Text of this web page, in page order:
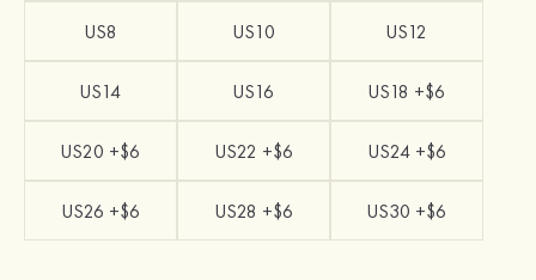
US8 US10 US12
US14 US16 US18 +$6
US20 +$6 US22 +$6 US24 +$6
US26 +$6 US28 +$6 US30 +$6